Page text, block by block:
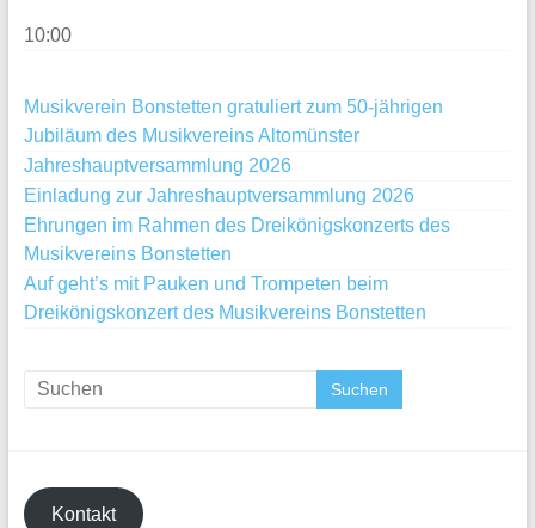
10:00
Musikverein Bonstetten gratuliert zum 50-jährigen
Jubiläum des Musikvereins Altomünster
Jahreshauptversammlung 2026
Einladung zur Jahreshauptversammlung 2026
Ehrungen im Rahmen des Dreikönigskonzerts des
Musikvereins Bonstetten
Auf geht’s mit Pauken und Trompeten beim
Dreikönigskonzert des Musikvereins Bonstetten
Kontakt